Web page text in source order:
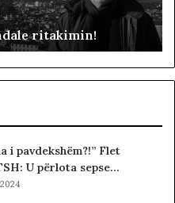
ritakimin!
p
a
i pavdekshëm?!” Flet
U përlota sepse…